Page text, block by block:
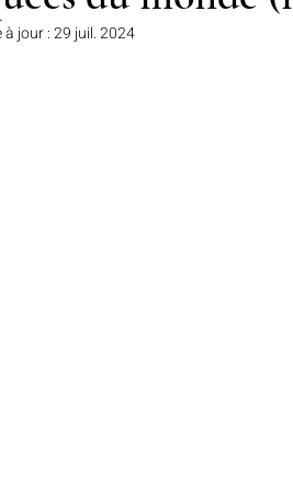
à jour :29 juil. 2024